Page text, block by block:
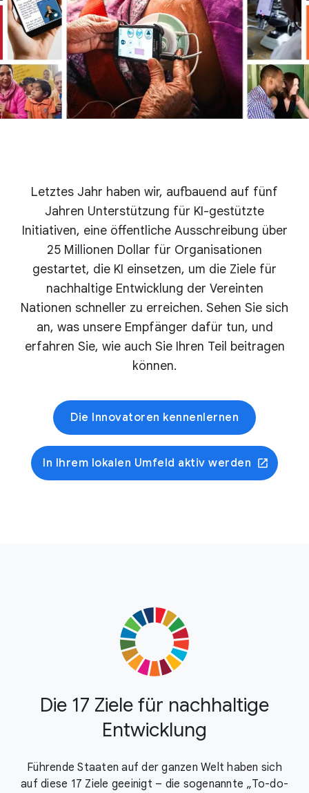
Letztes Jahr haben wir, aufbauend auf fünf
Jahren Unterstützung für KI-gestützte
Initiativen, eine öffentliche Ausschreibung über
25 Millionen Dollar für Organisationen
gestartet, die KI einsetzen, um die Ziele für
nachhaltige Entwicklung der Vereinten
Nationen schneller zu erreichen. Sehen Sie sich
an, was unsere Empfänger dafür tun, und
erfahren Sie, wie auch Sie Ihren Teil beitragen
können.
Die Innovatoren kennenlernen
In Ihrem lokalen Umfeld aktiv werden
Die 17 Ziele für nachhaltige
Entwicklung
Führende Staaten auf der ganzen Welt haben sich
auf diese 17 Ziele geeinigt – die sogenannte „To-do-